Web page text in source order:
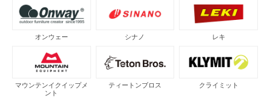
オンウェー シナノ レキ
マウンテンイクイップメ
ント
ティートンブロス クライミット